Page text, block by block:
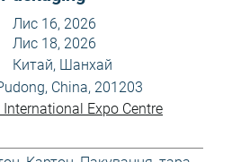
Лис 16, 2026
Лис 18, 2026
Китай, Шанхай
China, 201203
Expo Centre